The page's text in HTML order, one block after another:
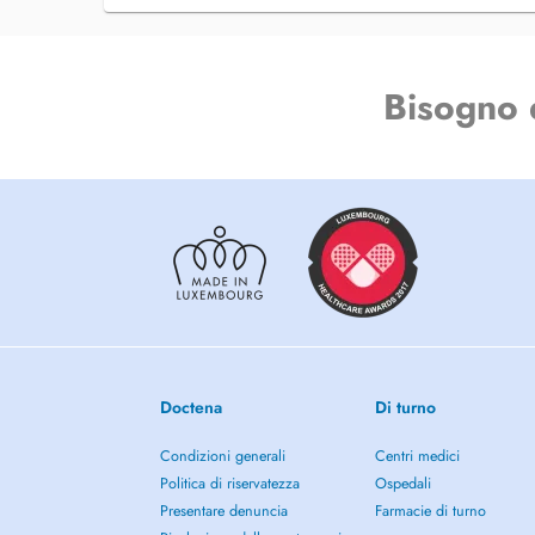
Musculaires et de L'articulation des Machoires
Doctena
Condizioni generali
Politica di riservatezza
Presentare denuncia
Di turno
Centri medici
Ospedali
Farmacie di turno